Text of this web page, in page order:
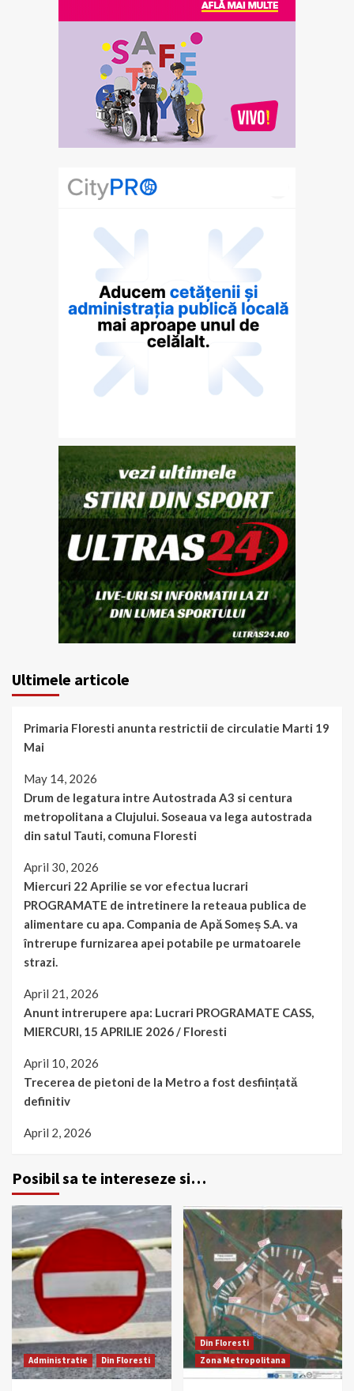
Ultimele articole
Primaria Floresti anunta restrictii de circulatie Marti 19
Mai
May 14, 2026
Drum de legatura intre Autostrada A3 si centura
metropolitana a Clujului. Soseaua va lega autostrada
din satul Tauti, comuna Floresti
April 30, 2026
Miercuri 22 Aprilie se vor efectua lucrari
PROGRAMATE de intretinere la reteaua publica de
alimentare cu apa. Compania de Apă Someș S.A. va
întrerupe furnizarea apei potabile pe urmatoarele
strazi.
April 21, 2026
Anunt intrerupere apa: Lucrari PROGRAMATE CASS,
MIERCURI, 15 APRILIE 2026 / Floresti
April 10, 2026
Trecerea de pietoni de la Metro a fost desființată
definitiv
April 2, 2026
Posibil sa te intereseze si…
Administratie Din Floresti
Din Floresti
Zona Metropolitana